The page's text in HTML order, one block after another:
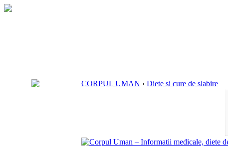
CORPUL UMAN › Diete si cure de slabire